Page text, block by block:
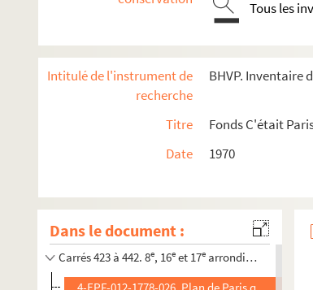
Tous les
Intitulé de l'instrument de
recherche
BHVP. Inventaire
Titre
Fonds C'était
Date
1970
Dans le document :
Carrés 341 à 346. 16e arrondissement, Bois de
Carrés 347 à 363. 16earrondissement, Bois de
Carrés 383 à 402. 16 arrondissement, Bois de
Carrés 403 à 422. 16eet 17
arrondissement,
Carrés 423 à 442. 8e, 16e et 17e arrondissements